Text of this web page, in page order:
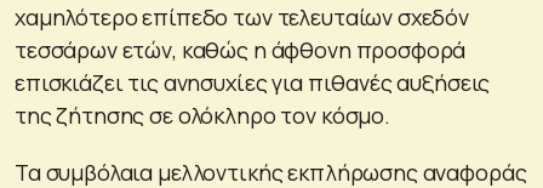
χαμηλότερο επίπεδο των τελευταίων σχεδόν
τεσσάρων ετών, καθώς η άφθονη προσφορά
επισκιάζει τις ανησυχίες για πιθανές αυξήσεις
της ζήτησης σε ολόκληρο τον κόσμο.
Τα συμβόλαια μελλοντικής εκπλήρωσης αναφοράς